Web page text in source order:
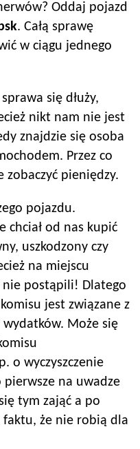
Oddaj pojazd
. Całą sprawę
w ciągu jednego
się dłuży,
nikt nam nie jest
znajdzie się osoba
Przez co
zobaczyć pieniędzy.
pojazdu.
chciał od nas kupić
uszkodzony czy
na miejscu
nie postąpili! Dlatego
jest związane z
Może się
o wyczyszczenie
na uwadze
tym zająć a po
że nie robią dla